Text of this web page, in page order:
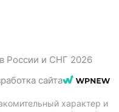
России и СНГ 2026
сайта
характер и